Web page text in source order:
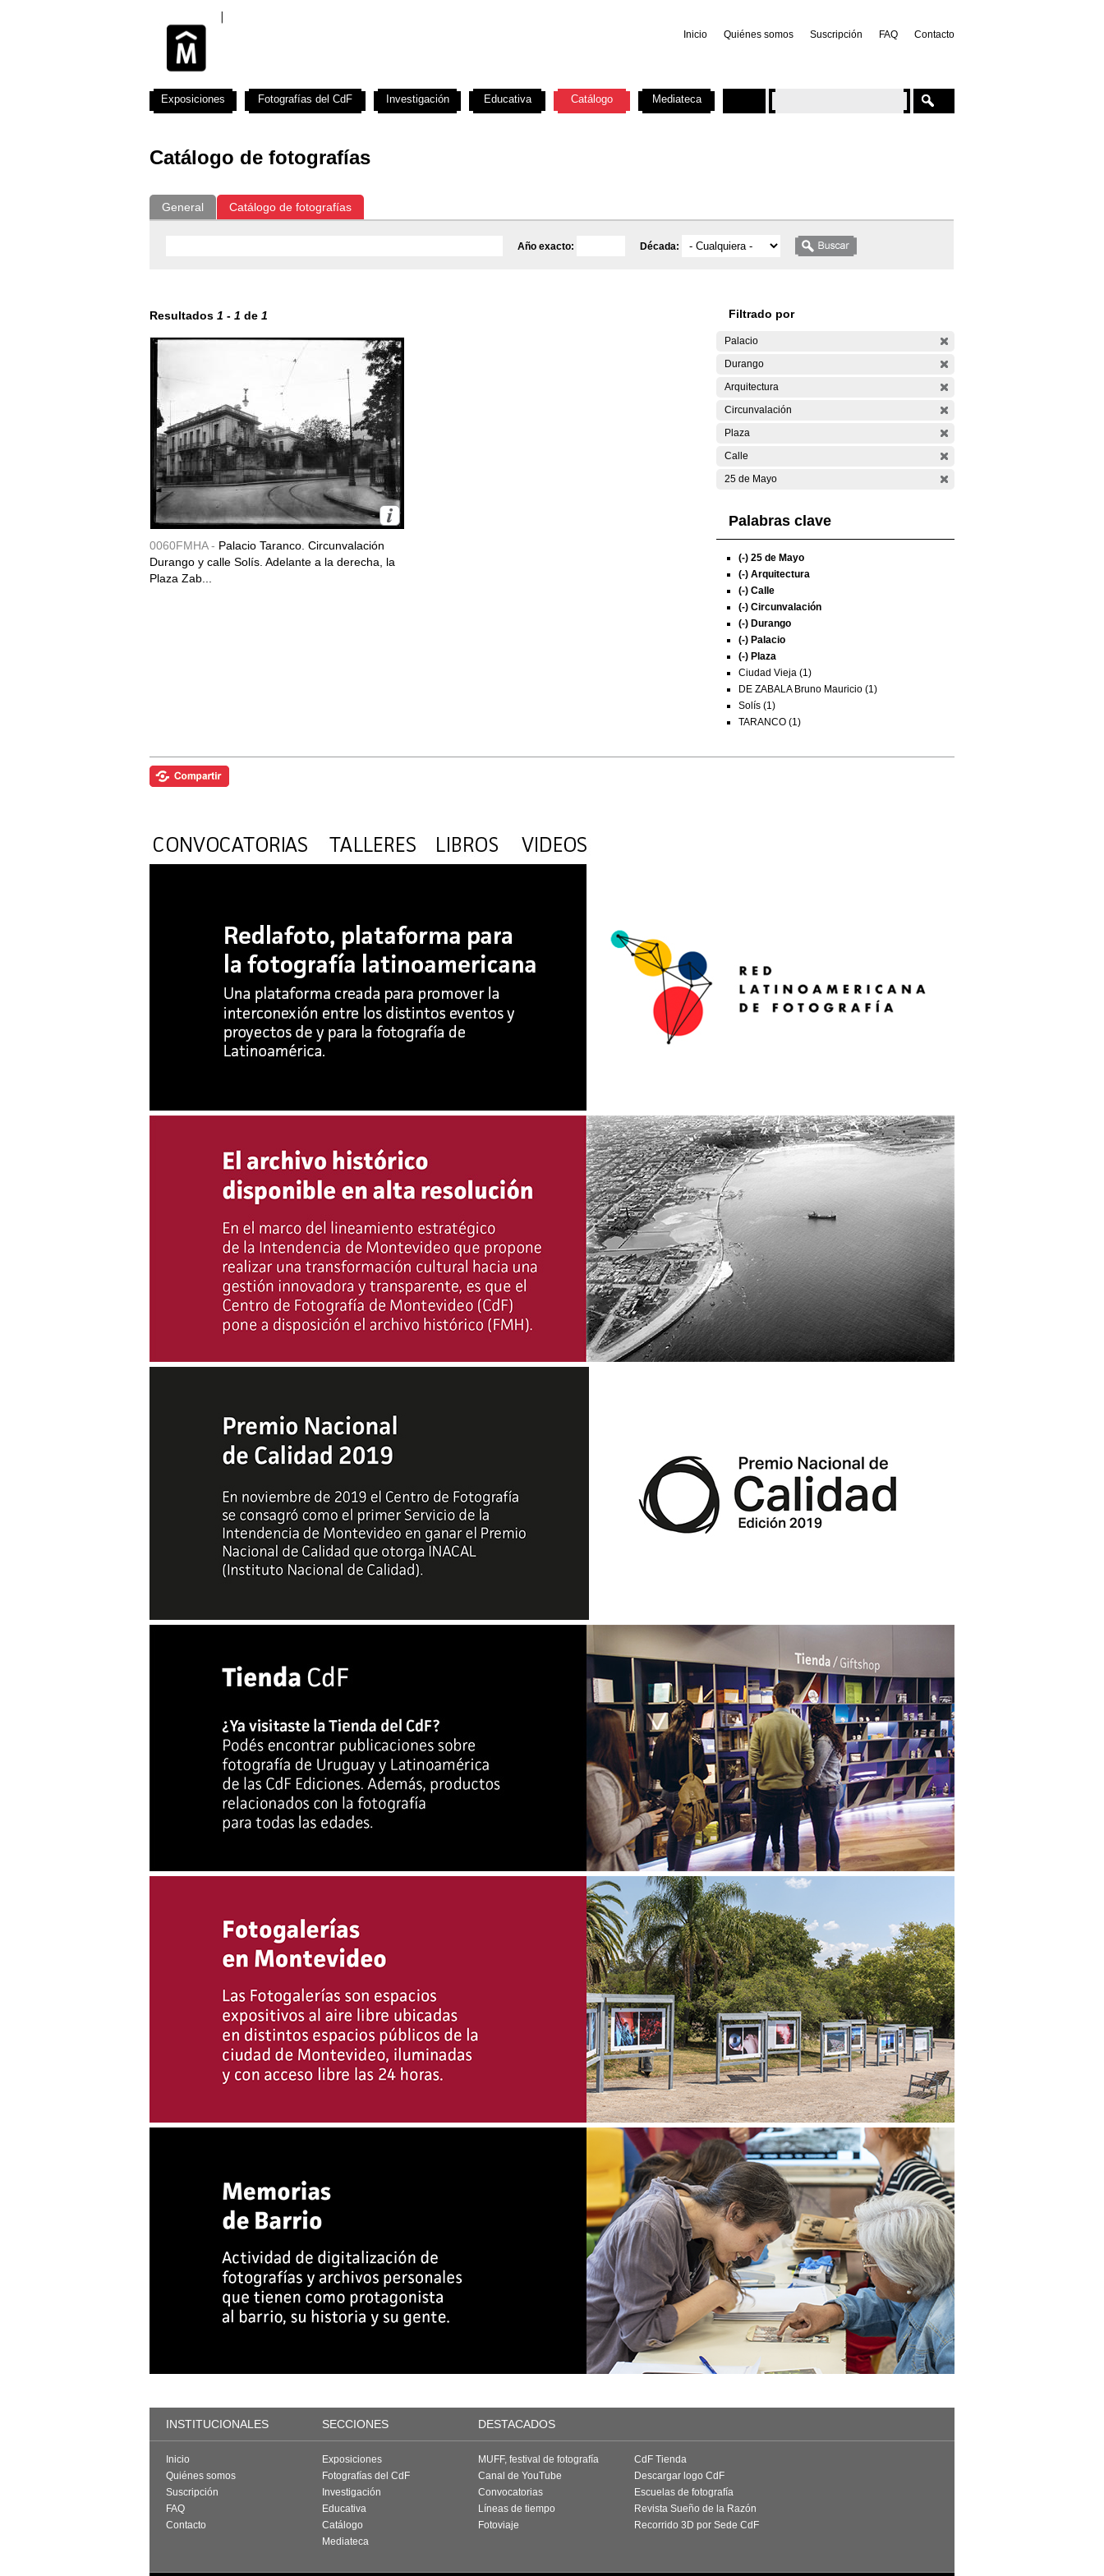
Inicio Quiénes somos Suscripción FAQ Contacto
Catálogo de fotografías
General Catálogo de fotografías
Año exacto: Década:
Resultados 1 - 1 de 1
0060FMHA - Palacio Taranco. Circunvalación
Durango y calle Solís. Adelante a la derecha, la
Plaza Zab...
Filtrado por
Palacio
Durango
Arquitectura
Circunvalación
Plaza
Calle
25 de Mayo
Palabras clave
(-) 25 de Mayo
(-) Arquitectura
(-) Calle
(-) Circunvalación
(-) Durango
(-) Palacio
(-) Plaza
Ciudad Vieja (1)
DE ZABALA Bruno Mauricio (1)
Solís (1)
TARANCO (1)
Exposiciones Fotografías del CdF Investigación Educativa Catálogo Mediateca
INSTITUCIONALES SECCIONES DESTACADOS
Inicio
Quiénes somos
Suscripción
FAQ
Contacto
Exposiciones
Fotografías del CdF
Investigación
Educativa
Catálogo
Mediateca
MUFF, festival de fotografía
Canal de YouTube
Convocatorias
Líneas de tiempo
Fotoviaje
CdF Tienda
Descargar logo CdF
Escuelas de fotografía
Revista Sueño de la Razón
Recorrido 3D por Sede CdF